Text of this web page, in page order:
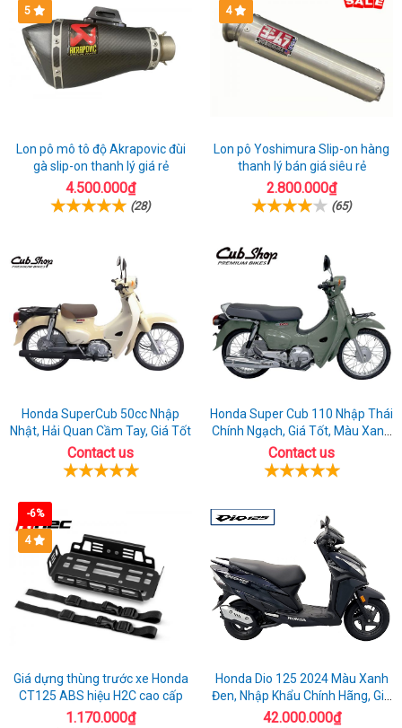
5
Lon pô mô tô độ Akrapovic đùi
gà slip-on thanh lý giá rẻ
4.500.000₫
(28)
4
Lon pô Yoshimura Slip-on hàng
thanh lý bán giá siêu rẻ
2.800.000₫
(65)
Honda SuperCub 50cc Nhập
Nhật, Hải Quan Cầm Tay, Giá Tốt
Contact us
Honda Super Cub 110 Nhập Thái
Chính Ngạch, Giá Tốt, Màu Xanh
Rêu
Contact us
-6%
4
Giá dựng thùng trước xe Honda
CT125 ABS hiệu H2C cao cấp
1.170.000₫
Honda Dio 125 2024 Màu Xanh
Đen, Nhập Khẩu Chính Hãng, Giá
Rẻ
42.000.000₫